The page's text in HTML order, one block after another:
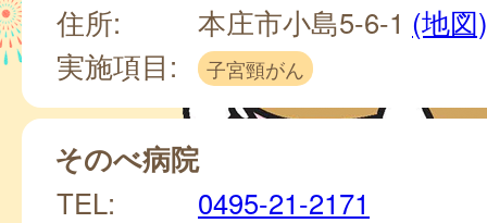
住所:
本庄市小島5-6-1 (地図)
実施項目:
子宮頸がん
そのべ病院
TEL:
0495-21-2171